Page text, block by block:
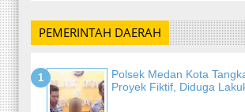
PEMERINTAH DAERAH
Polsek Medan Kota
Proyek Fiktif, Diduga